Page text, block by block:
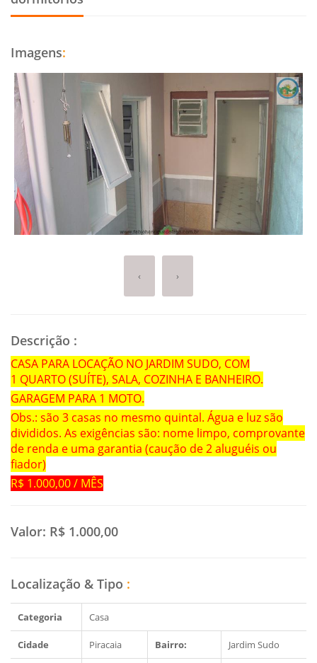
Imagens:
‹ ›
Descrição :
CASA PARA LOCAÇÃO NO JARDIM SUDO, COM
1 QUARTO (SUÍTE), SALA, COZINHA E BANHEIRO.
GARAGEM PARA 1 MOTO.
Obs.: são 3 casas no mesmo quintal. Água e luz são
divididos. As exigências são: nome limpo, comprovante
de renda e uma garantia (caução de 2 aluguéis ou
fiador)
R$ 1.000,00 / MÊS
Valor: R$ 1.000,00
Localização & Tipo :
Categoria Casa
Cidade Piracaia Bairro: Jardim Sudo